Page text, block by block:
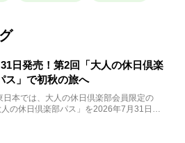
日発売！第2回「大人の休日倶楽
ス」で初秋の旅へ
日本では、大人の休日倶楽部会員限定の
人の休日倶楽部パス」を2026年7月31日